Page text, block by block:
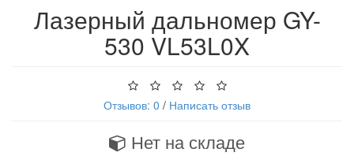
Лазерный дальномер GY-
530 VL53L0X
Отзывов: 0 / Написать отзыв
Нет на складе